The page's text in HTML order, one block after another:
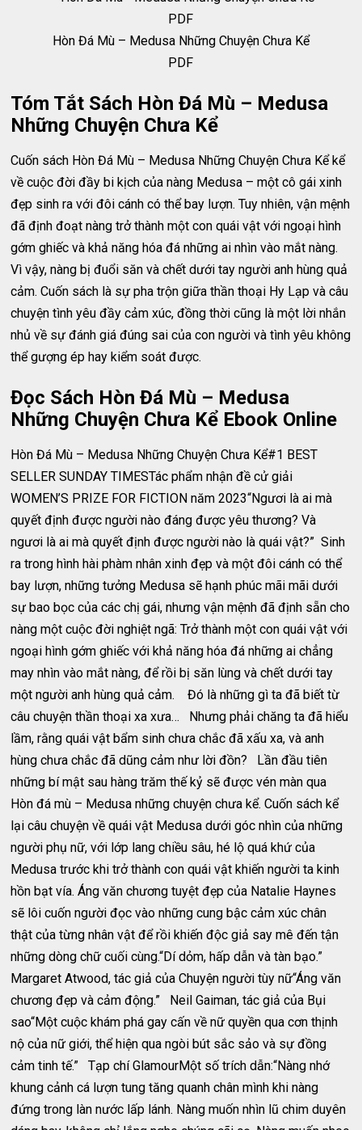
Hòn Đá Mù – Medusa Những Chuyện Chưa Kể
PDF
Tóm Tắt Sách Hòn Đá Mù – Medusa
Những Chuyện Chưa Kể
Cuốn sách Hòn Đá Mù – Medusa Những Chuyện Chưa Kể kể
về cuộc đời đầy bi kịch của nàng Medusa – một cô gái xinh
đẹp sinh ra với đôi cánh có thể bay lượn. Tuy nhiên, vận mệnh
đã định đoạt nàng trở thành một con quái vật với ngoại hình
gớm ghiếc và khả năng hóa đá những ai nhìn vào mắt nàng.
Vì vậy, nàng bị đuổi săn và chết dưới tay người anh hùng quả
cảm. Cuốn sách là sự pha trộn giữa thần thoại Hy Lạp và câu
chuyện tình yêu đầy cảm xúc, đồng thời cũng là một lời nhắn
nhủ về sự đánh giá đúng sai của con người và tình yêu không
thể gượng ép hay kiểm soát được.
Đọc Sách Hòn Đá Mù – Medusa
Những Chuyện Chưa Kể Ebook Online
Hòn Đá Mù – Medusa Những Chuyện Chưa Kể#1 BEST
SELLER SUNDAY TIMESTác phẩm nhận đề cử giải
WOMEN’S PRIZE FOR FICTION năm 2023“Ngươi là ai mà
quyết định được người nào đáng được yêu thương? Và
ngươi là ai mà quyết định được người nào là quái vật?” Sinh
ra trong hình hài phàm nhân xinh đẹp và một đôi cánh có thể
bay lượn, những tưởng Medusa sẽ hạnh phúc mãi mãi dưới
sự bao bọc của các chị gái, nhưng vận mệnh đã định sẵn cho
nàng một cuộc đời nghiệt ngã: Trở thành một con quái vật với
ngoại hình gớm ghiếc với khả năng hóa đá những ai chẳng
may nhìn vào mắt nàng, để rồi bị săn lùng và chết dưới tay
một người anh hùng quả cảm. Đó là những gì ta đã biết từ
câu chuyện thần thoại xa xưa… Nhưng phải chăng ta đã hiểu
lầm, rằng quái vật bẩm sinh chưa chắc đã xấu xa, và anh
hùng chưa chắc đã dũng cảm như lời đồn? Lần đầu tiên
những bí mật sau hàng trăm thế kỷ sẽ được vén màn qua
Hòn đá mù – Medusa những chuyện chưa kể. Cuốn sách kể
lại câu chuyện về quái vật Medusa dưới góc nhìn của những
người phụ nữ, với lớp lang chiều sâu, hé lộ quá khứ của
Medusa trước khi trở thành con quái vật khiến người ta kinh
hồn bạt vía. Áng văn chương tuyệt đẹp của Natalie Haynes
sẽ lôi cuốn người đọc vào những cung bậc cảm xúc chân
thật của từng nhân vật để rồi khiến độc giả say mê đến tận
những dòng chữ cuối cùng.“Dí dỏm, hấp dẫn và tàn bạo.”
Margaret Atwood, tác giả của Chuyện người tùy nữ“Áng văn
chương đẹp và cảm động.” Neil Gaiman, tác giả của Bụi
sao“Một cuộc khám phá gay cấn về nữ quyền qua cơn thịnh
nộ của nữ giới, thể hiện qua ngòi bút sắc sảo và sự đồng
cảm tinh tế.” Tạp chí GlamourMột số trích dẫn:“Nàng nhớ
khung cảnh cá lượn tung tăng quanh chân mình khi nàng
đứng trong làn nước lấp lánh. Nàng muốn nhìn lũ chim duyên